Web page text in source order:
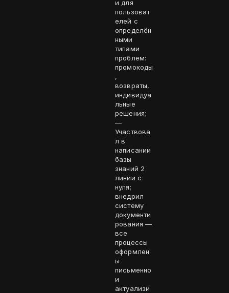
и для
пользоват
елей с
определён
ными
типами
проблем:
промокоды
,
возвраты,
индивидуа
льные
решения;
—
Участвова
л в
написании
базы
знаний 2
линии с
нуля;
внедрил
систему
документи
рования —
все
процессы
оформлен
ы
письменно
и
актуализи